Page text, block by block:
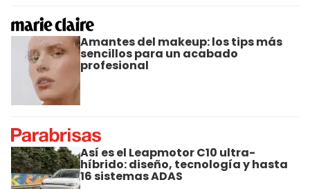
Amantes del makeup: los tips más
sencillos para un acabado
profesional
Así es el Leapmotor C10 ultra-
híbrido: diseño, tecnología y hasta
16 sistemas ADAS